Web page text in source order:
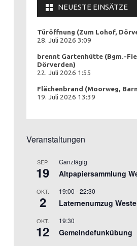
NEUESTE EINSÄTZE
Türöffnung (Zum Lohof,
28. Juli 2026 3:09
brennt Gartenhütte (Bgm.-
Dörverden)
22. Juli 2026 1:55
Flächenbrand (Moorweg,
19. Juli 2026 13:39
Veranstaltungen
SEP.
19
Ganztägig
Altpapiersammlung
OKT.
2
19:00 -22:30
Laternenumzug
OKT.
12
19:30
Gemeindefunkübung